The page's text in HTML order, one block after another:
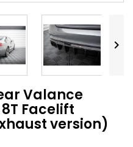

Valance
Facelift
version)